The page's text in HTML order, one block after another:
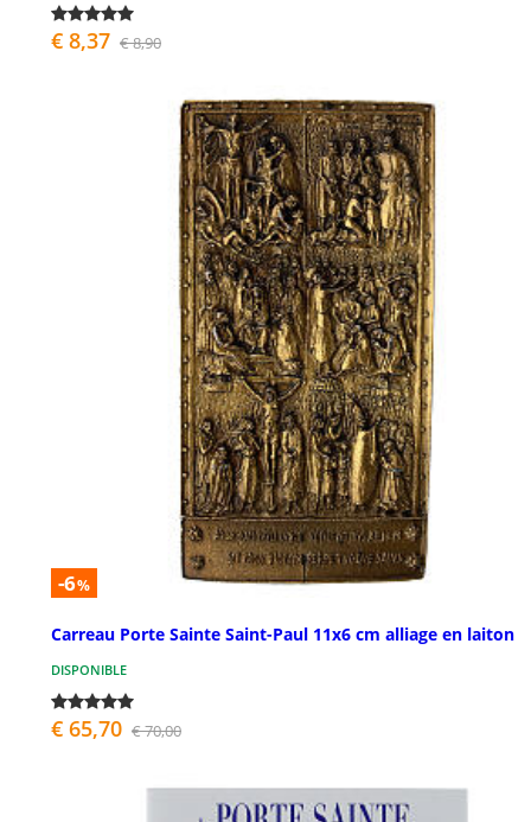
€ 8,37 € 8,90
-6%
Carreau Porte Sainte Saint-Paul 11x6 cm alliage en laiton
DISPONIBLE
€ 65,70 € 70,00